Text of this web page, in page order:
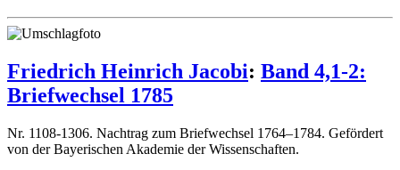
Friedrich Heinrich Jacobi: Band 4,1-2:
Briefwechsel 1785
Nr. 1108-1306. Nachtrag zum Briefwechsel 1764–1784. Gefördert
von der Bayerischen Akademie der Wissenschaften.